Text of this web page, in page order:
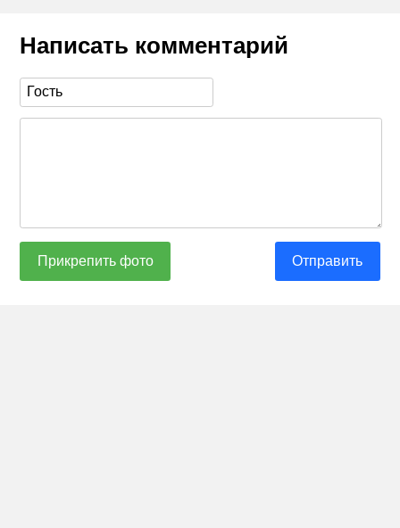
Написать комментарий
Прикрепить фото Отправить